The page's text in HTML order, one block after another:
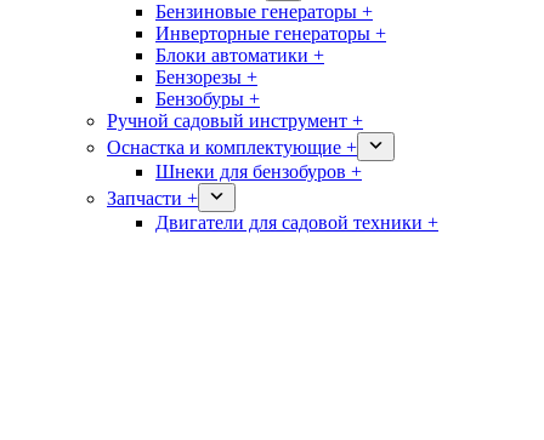
Бензиновые генераторы +
Инверторные генераторы +
Блоки автоматики +
Бензорезы +
Бензобуры +
Ручной садовый инструмент +
Оснастка и комплектующие +
Шнеки для бензобуров +
Запчасти +
Двигатели для садовой техники +